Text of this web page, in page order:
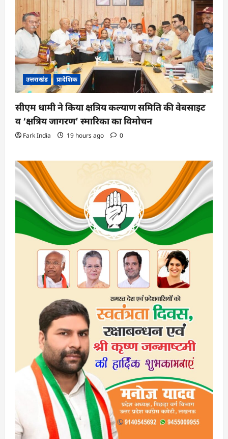
उत्तराखंड प्रादेशिक
सीएम धामी ने किया क्षत्रिय कल्याण समिति की वेबसाइट
व ‘क्षत्रिय जागरण’ स्मारिका का विमोचन
Fark India 19 hours ago 0